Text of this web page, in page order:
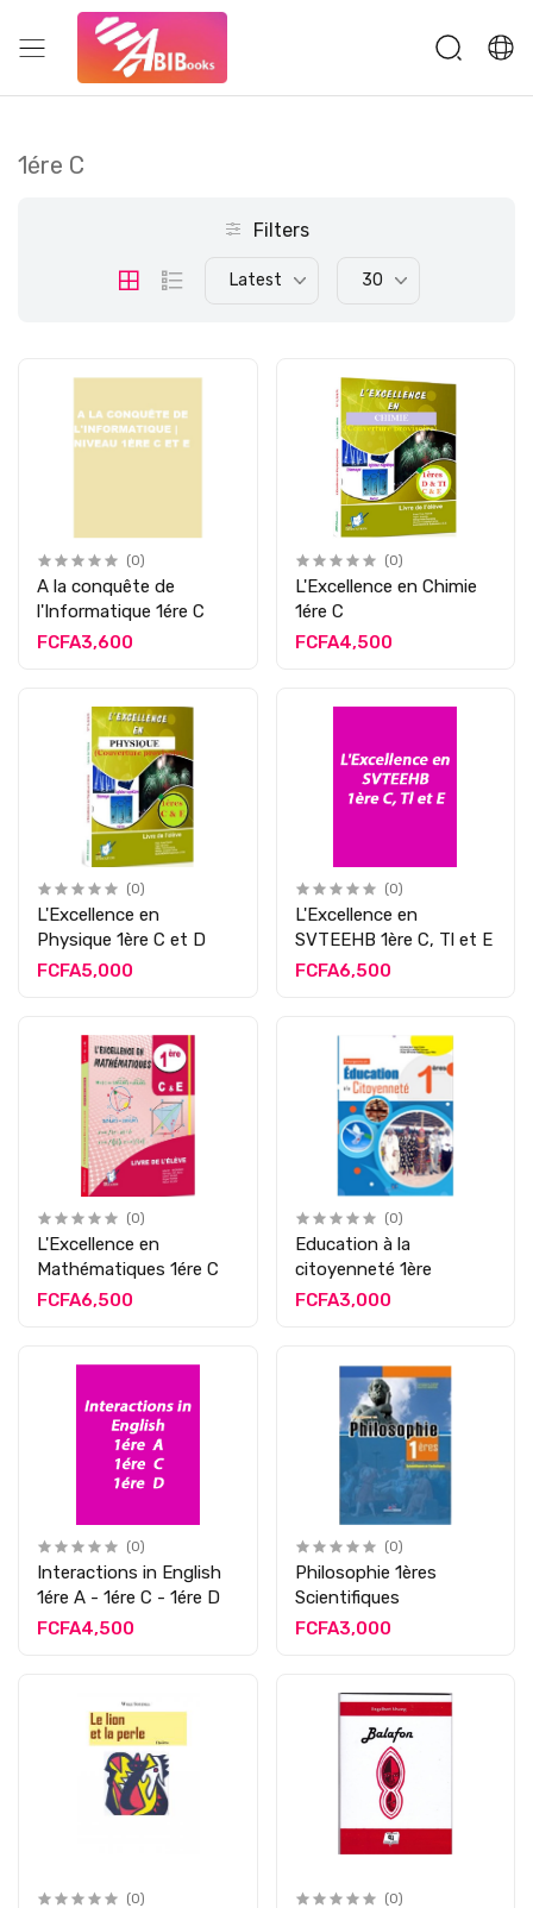
1ére C
Filters
Latest 30
(0)
A la conquête de
l'Informatique 1ére C
FCFA3,600
(0)
L'Excellence en Chimie
1ére C
FCFA4,500
(0)
L'Excellence en
Physique 1ère C et D
FCFA5,000
(0)
L'Excellence en
SVTEEHB 1ère C, Tl et E
FCFA6,500
(0)
L'Excellence en
Mathématiques 1ére C
FCFA6,500
(0)
Education à la
citoyenneté 1ère
FCFA3,000
(0)
Interactions in English
1ére A - 1ére C - 1ére D
FCFA4,500
(0)
Philosophie 1ères
Scientifiques
FCFA3,000
(0) (0)